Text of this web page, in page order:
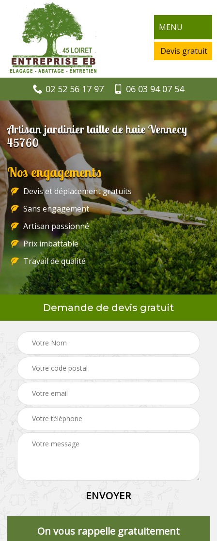
MENU
Devis gratuit
02 52 56 17 97 06 03 94 07 54
Artisan jardinier taille de haie Vennecy
45760
Nos engagements
Devis et déplacement gratuits
Sans engagement
Artisan passionné
Prix imbattable
Travail de qualité
Demande de devis gratuit
On vous rappelle gratuitement